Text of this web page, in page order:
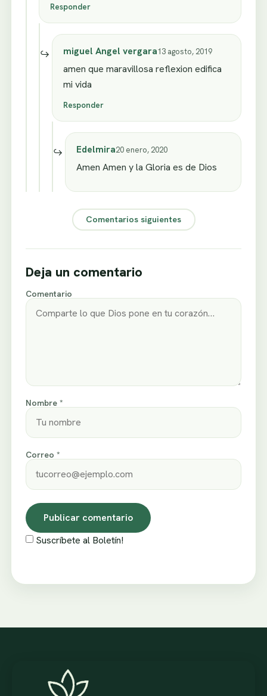
Responder
miguel Angel vergara13 agosto, 2019
amen que maravillosa reflexion edifica
mi vida
Responder
Edelmira20 enero, 2020
Amen Amen y la Gloria es de Dios
Comentarios siguientes
Deja un comentario
Comentario
Nombre *
Correo *
Suscríbete al Boletín!